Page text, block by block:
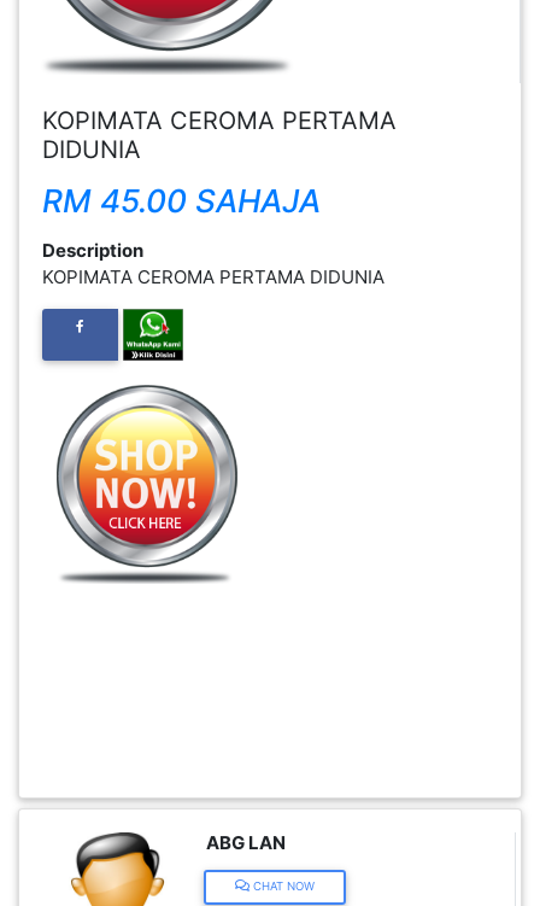
KOPIMATA CEROMA PERTAMA
DIDUNIA
RM 45.00 SAHAJA
Description
KOPIMATA CEROMA PERTAMA DIDUNIA
ABG LAN
CHAT NOW
PERNIAGAAN
FESYEN
WANITA(0)
KECANTIKAN(7)
MINYAK
WANGI(8)
PENDIDIKAN(19)
ARTIKEL(14)